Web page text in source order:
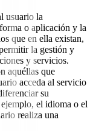
usuario la
o aplicación y la
que en ella existan,
la gestión y
y servicios.
aquéllas que
acceda al servicio
su
ejemplo, el idioma o el
realiza una